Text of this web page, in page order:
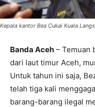
Kepala kantor Bea Cukai Kuala
Banda Aceh – Temuan
dari laut timur Aceh,
Untuk tahun ini saja,
telah tiga kali
barang-barang ilegal